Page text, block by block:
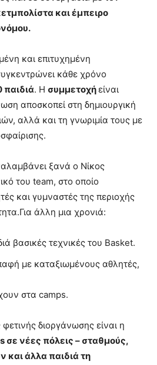
και έμπειρο
και επιτυχημένη
κάθε χρόνο
. Η συμμετοχήείναι
αποσκοπεί στη δημιουργική
αλλά και τη γνωριμία τους με
ξανά ο Νίκος
του team, στο οποίο
και γυμναστές της περιοχής
άλλη μια χρονιά:
βασικές τεχνικές του Basket.
με καταξιωμένους αθλητές,
στα camps.
διοργάνωσης είναι η
σε νέες πόλεις – σταθμούς,
και άλλα παιδιά τη